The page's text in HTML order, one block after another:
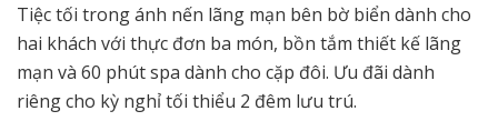
Tiệc tối trong ánh nến lãng mạn bên bờ biển dành cho
hai khách với thực đơn ba món, bồn tắm thiết kế lãng
mạn và 60 phút spa dành cho cặp đôi. Ưu đãi dành
riêng cho kỳ nghỉ tối thiểu 2 đêm lưu trú.